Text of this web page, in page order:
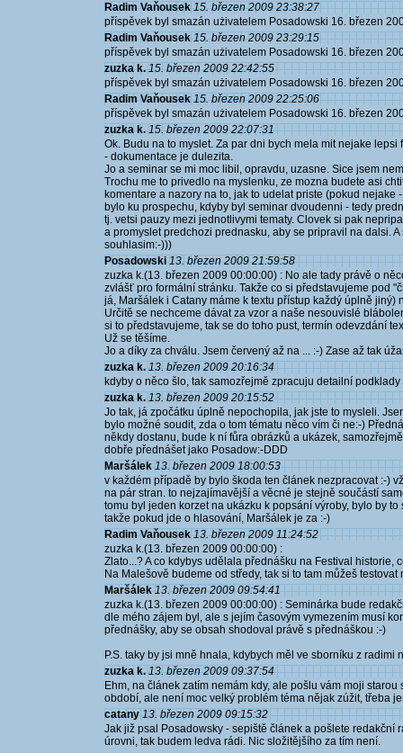
Radim Vaňousek 15. březen 2009 23:38:27
příspěvek byl smazán użivatelem Posadowski 16. březen
Radim Vaňousek 15. březen 2009 23:29:15
příspěvek byl smazán użivatelem Posadowski 16. březen
zuzka k. 15. březen 2009 22:42:55
příspěvek byl smazán użivatelem Posadowski 16. březen
Radim Vaňousek 15. březen 2009 22:25:06
příspěvek byl smazán użivatelem Posadowski 16. březen
zuzka k. 15. březen 2009 22:07:31
Ok. Budu na to myslet. Za par dni bych mela mit nejake
- dokumentace je dulezita.
Jo a seminar se mi moc libil, opravdu, uzasne. Sice jsem
Trochu me to privedlo na myslenku, ze mozna budete asi
komentare a nazory na to, jak to udelat priste (pokud
bylo ku prospechu, kdyby byl seminar dvoudenni - tedy
tj. vetsi pauzy mezi jednotlivymi tematy. Clovek si pak
a promyslet predchozi prednasku, aby se pripravil na dalsi.
souhlasim:-)))
Posadowski 13. březen 2009 21:59:58
zuzka k.(13. březen 2009 00:00:00) : No ale tady právě o
zvlášť pro formální stránku. Takže co si představujeme pod
já, Maršálek i Catany máme k textu přístup každý úplně
Určitě se nechceme dávat za vzor a naše nesouvislé
si to představujeme, tak se do toho pust, termín odevzdání
Už se těšíme.
Jo a díky za chválu. Jsem červený až na ... :-) Zase až tak
zuzka k. 13. březen 2009 20:16:34
kdyby o něco šlo, tak samozřejmě zpracuju detailní
zuzka k. 13. březen 2009 20:15:52
Jo tak, já zpočátku úplně nepochopila, jak jste to mysleli.
bylo možné soudit, zda o tom tématu něco vím či ne:-)
někdy dostanu, bude k ní fůra obrázků a ukázek,
dobře přednášet jako Posadow:-DDD
Maršálek 13. březen 2009 18:00:53
v každém případě by bylo škoda ten článek nezpracovat :-)
na pár stran. to nejzajímavější a věcné je stejně součástí
tomu byl jeden korzet na ukázku k popsání výroby, bylo by to
takže pokud jde o hlasování, Maršálek je za :-)
Radim Vaňousek 13. březen 2009 11:24:52
zuzka k.(13. březen 2009 00:00:00) :
Zlato...? A co kdybys udělala přednášku na Festival historie,
Na Malešově budeme od středy, tak si to tam můžeš
Maršálek 13. březen 2009 09:54:41
zuzka k.(13. březen 2009 00:00:00) : Seminárka bude
dle mého zájem byl, ale s jejím časovým vymezením musí
přednášky, aby se obsah shodoval právě s přednáškou :-)
P.S. taky by jsi mně hnala, kdybych měl ve sborníku z
zuzka k. 13. březen 2009 09:37:54
Ehm, na článek zatím nemám kdy, ale pošlu vám moji
období, ale není moc velký problém téma nějak zúžit, třeba
catany 13. březen 2009 09:15:32
Jak již psal Posadowsky - sepiště článek a pošlete redakční
úrovni, tak budem ledva rádi. Nic složitějšího za tím není.